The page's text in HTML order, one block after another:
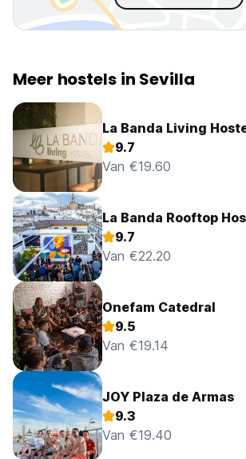
Meer hostels in Sevilla
La Banda Living
9.7
Van €19.60
La Banda Rooftop
9.7
Van €22.20
Onefam Catedral
9.5
Van €19.14
JOY Plaza de Armas
9.3
Van €19.40